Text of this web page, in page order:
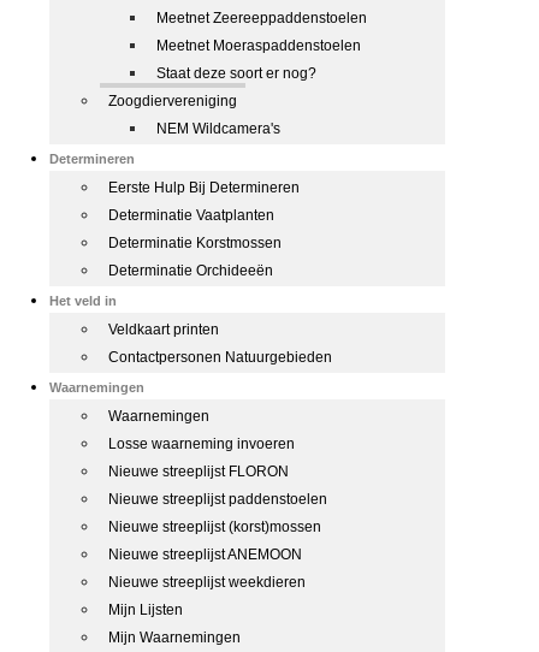
Meetnet Zeereeppaddenstoelen
Meetnet Moeraspaddenstoelen
Staat deze soort er nog?
Zoogdiervereniging
NEM Wildcamera's
Determineren
Eerste Hulp Bij Determineren
Determinatie Vaatplanten
Determinatie Korstmossen
Determinatie Orchideeën
Het veld in
Veldkaart printen
Contactpersonen Natuurgebieden
Waarnemingen
Waarnemingen
Losse waarneming invoeren
Nieuwe streeplijst FLORON
Nieuwe streeplijst paddenstoelen
Nieuwe streeplijst (korst)mossen
Nieuwe streeplijst ANEMOON
Nieuwe streeplijst weekdieren
Mijn Lijsten
Mijn Waarnemingen